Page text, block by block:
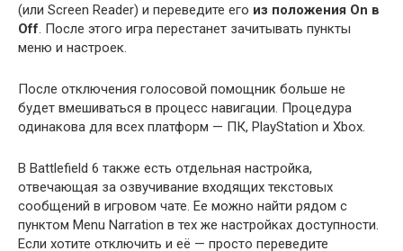
(или Screen Reader) и переведите его из положения On в
Off . После этого игра перестанет зачитывать пункты
меню и настроек.
После отключения голосовой помощник больше не
будет вмешиваться в процесс навигации. Процедура
одинакова для всех платформ — ПК, PlayStation и Xbox.
В Battlefield 6 также есть отдельная настройка,
отвечающая за озвучивание входящих текстовых
сообщений в игровом чате. Ее можно найти рядом с
пунктом Menu Narration в тех же настройках доступности.
Если хотите отключить и её — просто переведите